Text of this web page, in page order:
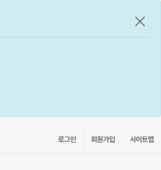
공지
로그인 회원가입 사이트맵